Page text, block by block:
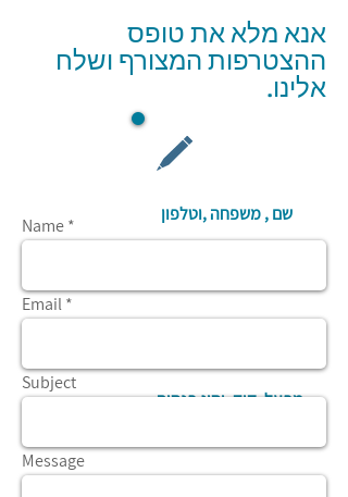
אנא מלא את טופס
ההצטרפות המצורף ושלח
אלינו.
שם , משפחה ,וטלפון
מפעל, קוד, וסוג פנסיה
Name
Email
Subject
Message